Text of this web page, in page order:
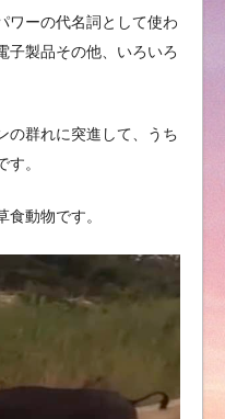
ーの代名詞として使わ
子製品その他、いろいろ
群れに突進して、うち
す。
動物です。